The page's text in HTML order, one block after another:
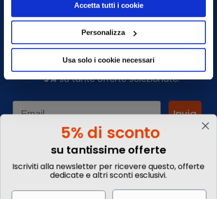
Accetta tutti i cookie
Personalizza
Usa solo i cookie necessari
Informazioni
Sab 9.00 - 13.00 | 14.00 - 18.00
Iscriviti alla Newsletter
-5%su tante offerte selezionate.
Email
Invia
5% di sconto
su tantissime offerte
Iscriviti alla newsletter per ricevere questo, offerte
dedicate e altri sconti esclusivi.
Name Email